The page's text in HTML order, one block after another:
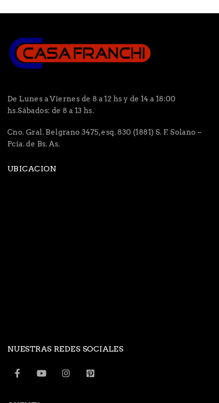
De Lunes a Viernes de 8 a 12 hs y de 14 a 18:00
hs.Sábados: de 8 a 13 hs.
Cno. Gral. Belgrano 3475, esq. 830 (1881) S. F. Solano –
Pcia. de Bs. As.
UBICACION
NUESTRAS REDES SOCIALES